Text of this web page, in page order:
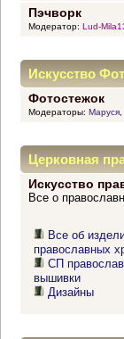
Пэчворк
Модератор: Lud-
Искусство
Фотостежок
Модераторы: Маруся,
Церковная
Искусство
Все о
Все об
православных
СП
вышивки
Дизайны